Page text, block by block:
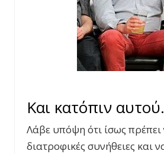
Και κατόπιν
Λάβε υπόψη ότι ίσως πρέπει
διατροφικές συνήθειες και